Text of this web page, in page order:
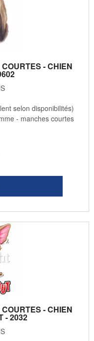
- CHIEN
selon disponibilités)
- manches courtes
- CHIEN
- 2032